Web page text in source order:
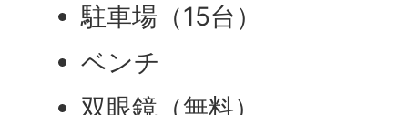
駐車場（15台）
ベンチ
双眼鏡（無料）